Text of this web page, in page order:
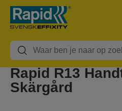
Rapid R13
Skärgård